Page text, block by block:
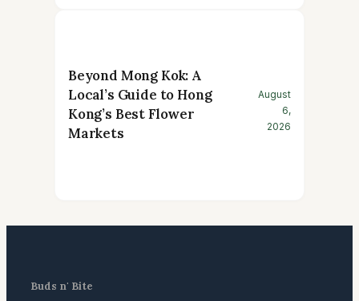
Beyond Mong Kok: A
Local’s Guide to Hong
Kong’s Best Flower
Markets
August
6,
2026
Buds n' Bite